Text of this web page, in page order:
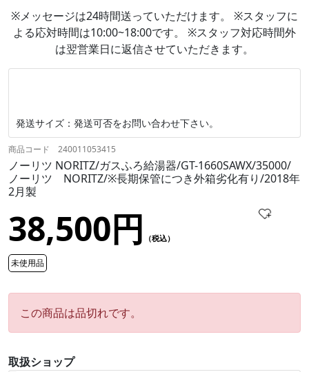
※メッセージは24時間送っていただけます。 ※スタッフに
よる応対時間は10:00~18:00です。 ※スタッフ対応時間外
は翌営業日に返信させていただきます。
発送サイズ：発送可否をお問い合わせ下さい。
商品コード 240011053415
ノーリツ NORITZ/ガスふろ給湯器/GT-1660SAWX/35000/
ノーリツ NORITZ/※長期保管につき外箱劣化有り/2018年
2月製
38,500円 （税込）
未使用品
この商品は品切れです。
取扱ショップ